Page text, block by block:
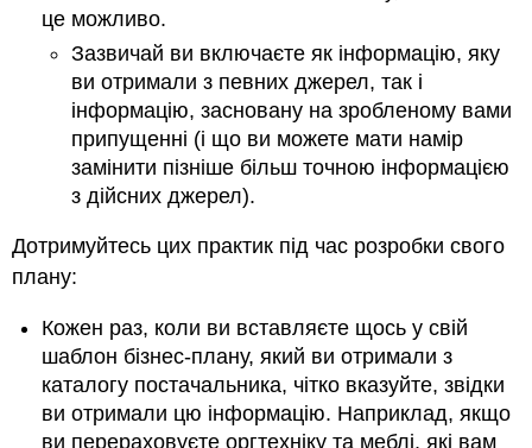
Резюме
глави
це можливо.
Зазвичай ви включаєте як інформацію, яку
ви отримали з певних джерел, так і
інформацію, засновану на зробленому вами
припущенні (і що ви можете мати намір
замінити пізніше більш точною інформацією
з дійсних джерел).
Дотримуйтесь цих практик під час розробки свого
плану:
Кожен раз, коли ви вставляєте щось у свій
шаблон бізнес-плану, який ви отримали з
каталогу постачальника, чітко вказуйте, звідки
ви отримали цю інформацію. Наприклад, якщо
ви перераховуєте оргтехніку та меблі, які вам